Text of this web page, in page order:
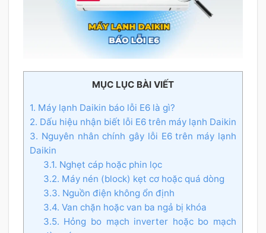
MỤC LỤC BÀI VIẾT
1. Máy lạnh Daikin báo lỗi E6 là gì?
2. Dấu hiệu nhận biết lỗi E6 trên máy lạnh Daikin
3. Nguyên nhân chính gây lỗi E6 trên máy lạnh
Daikin
3.1. Nghẹt cáp hoặc phin lọc
3.2. Máy nén (block) kẹt cơ hoặc quá dòng
3.3. Nguồn điện không ổn định
3.4. Van chặn hoặc van ba ngả bị khóa
3.5. Hỏng bo mạch inverter hoặc bo mạch